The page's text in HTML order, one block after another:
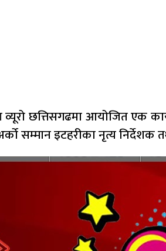
छत्तिसगढमा आयोजित एक
सम्मान इटहरीका नृत्य